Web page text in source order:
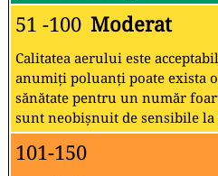
51 -100 Moderat
Calitatea aerului este
anumiți poluanți poate exista
sănătate pentru un număr
sunt neobișnuit de sensibile
101-150